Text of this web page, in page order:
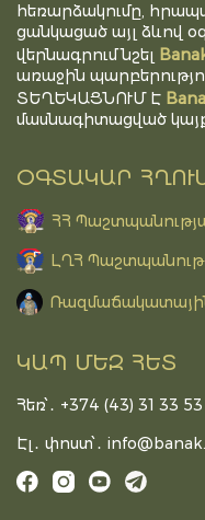
հեռարձակումը,
ցանկացած այլ ձևով
վերնագրում նշել
առաջին
ՏԵՂԵԿԱՑՆՈՒՄ Է
մասնագիտացված
ՕԳՏԱԿԱՐ
ՀՀ
ԼՂՀ
ԿԱՊ ՄԵԶ ՀԵՏ
Հեռ՝․ +374 (43) 31 33 53
Էլ․ փոստ՝․